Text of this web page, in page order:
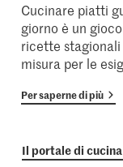
Cucinare piatti
giorno è un
ricette
misura per le
Per saperne di più
Il portale di